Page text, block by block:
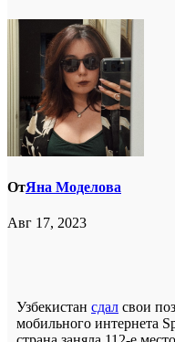
ОтЯна Моделова
Авг 17, 2023
Узбекистан сдал свои
мобильного интернета